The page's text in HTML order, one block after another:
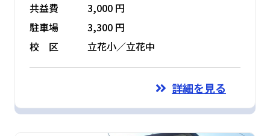
共益費
3,000 円
駐車場
3,300 円
校 区
立花小／立花中
詳細を見る